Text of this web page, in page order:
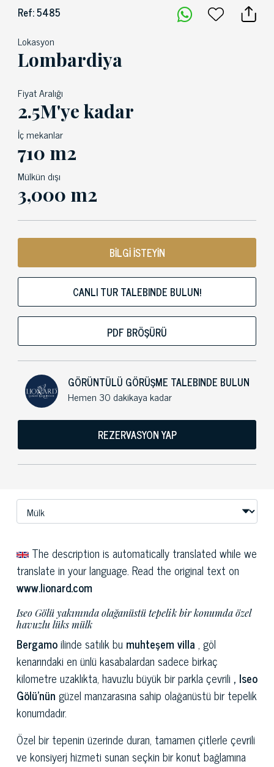
Ref: 5485
Lokasyon
Lombardiya
Fiyat Aralığı
2.5M'ye kadar
İç mekanlar
710 m2
Mülkün dışı
3,000 m2
BİLGİ İSTEYİN
CANLI TUR TALEBINDE BULUN!
PDF BRÖŞÜRÜ
GÖRÜNTÜLÜ GÖRÜŞME TALEBINDE BULUN
Hemen 30 dakikaya kadar
REZERVASYON YAP
The description is automatically translated while we
translate in your language. Read the original text on
www.lionard.com
Iseo Gölü yakınında olağanüstü tepelik bir konumda özel
havuzlu lüks mülk
Bergamoilinde satılık bu muhteşem villa , göl
kenarındaki en ünlü kasabalardan sadece birkaç
kilometre uzaklıkta, havuzlu büyük bir parkla çevrili , Iseo
Gölü'nün güzel manzarasına sahip olağanüstü bir tepelik
konumdadır.
Özel bir tepenin üzerinde duran, tamamen çitlerle çevrili
ve konsiyerj hizmeti sunan seçkin bir konut bağlamına